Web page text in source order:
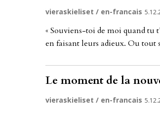
vieraskieliset / en-francais
« Sou­viens-toi de moi qu­and tu
en fai­sant leurs adie­ux. Ou tout
Le moment de la
vieraskieliset / en-francais